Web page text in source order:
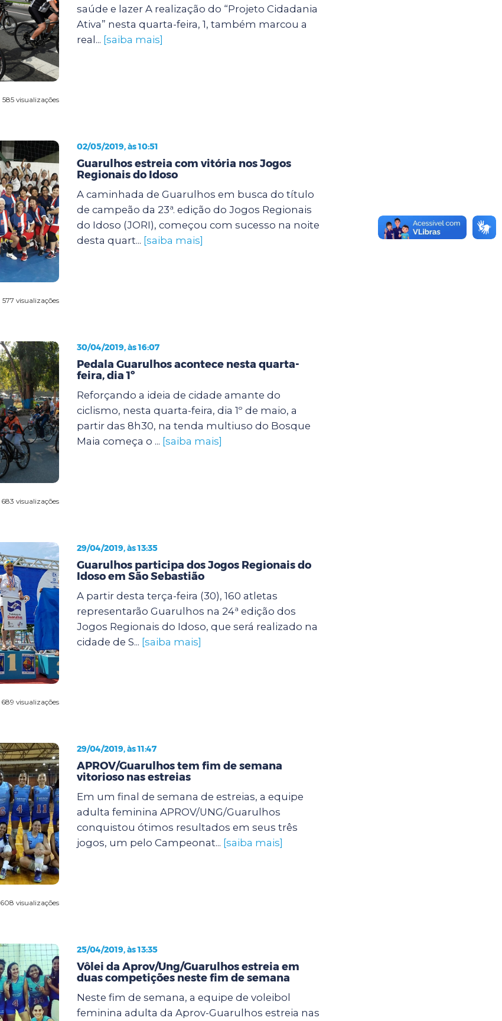
585 visualizações
saúde e lazer A realização do “Projeto Cidadania
Ativa” nesta quarta-feira, 1, também marcou a
real... [saiba mais]
577 visualizações
02/05/2019, às 10:51
Guarulhos estreia com vitória nos Jogos
Regionais do Idoso
A caminhada de Guarulhos em busca do título
de campeão da 23ª. edição do Jogos Regionais
do Idoso (JORI), começou com sucesso na noite
desta quart... [saiba mais]
683 visualizações
30/04/2019, às 16:07
Pedala Guarulhos acontece nesta quarta-
feira, dia 1º
Reforçando a ideia de cidade amante do
ciclismo, nesta quarta-feira, dia 1º de maio, a
partir das 8h30, na tenda multiuso do Bosque
Maia começa o ... [saiba mais]
689 visualizações
29/04/2019, às 13:35
Guarulhos participa dos Jogos Regionais do
Idoso em São Sebastião
A partir desta terça-feira (30), 160 atletas
representarão Guarulhos na 24ª edição dos
Jogos Regionais do Idoso, que será realizado na
cidade de S... [saiba mais]
608 visualizações
29/04/2019, às 11:47
APROV/Guarulhos tem fim de semana
vitorioso nas estreias
Em um final de semana de estreias, a equipe
adulta feminina APROV/UNG/Guarulhos
conquistou ótimos resultados em seus três
jogos, um pelo Campeonat... [saiba mais]
25/04/2019, às 13:35
Vôlei da Aprov/Ung/Guarulhos estreia em
duas competições neste fim de semana
Neste fim de semana, a equipe de voleibol
feminina adulta da Aprov-Guarulhos estreia nas